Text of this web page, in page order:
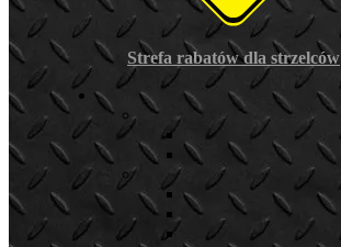
Strefa rabatów dla strzelców